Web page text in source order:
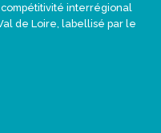
interrégional
de Loire, labellisé par le